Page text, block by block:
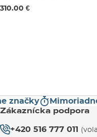
6'7"
310.00 €
Mimoriadne
Zákaznícka podpora
+420 516 777 011